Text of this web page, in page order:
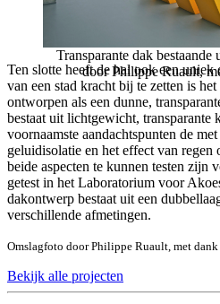
Transparante dak
door Philippe Ruault,
Ten slotte heeft de hal ook een
van een stad kracht bij te zetten is
ontworpen als een dunne,
bestaat uit lichtgewicht, transparante
voornaamste aandachtspunten de
geluidisolatie en het effect van
beide aspecten te kunnen testen zijn
getest in het Laboratorium voor
dakontwerp bestaat uit een
verschillende afmetingen.
Omslagfoto door Philippe Ruault, met
Bekijk alle projecten